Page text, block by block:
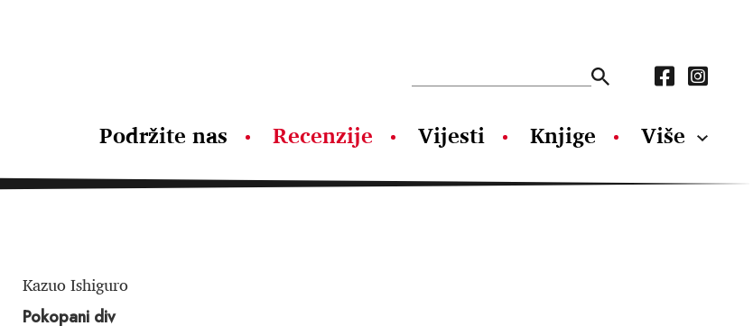
Podržite nas Recenzije Vijesti Knjige Više
Kazuo Ishiguro
Pokopani div